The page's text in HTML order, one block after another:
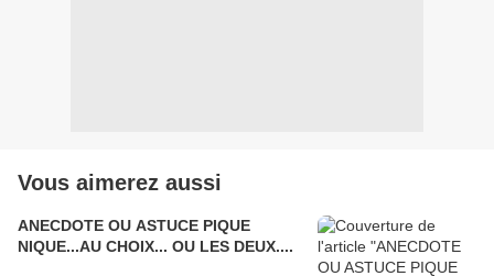
Vous aimerez aussi
ANECDOTE OU ASTUCE PIQUE
NIQUE...AU CHOIX... OU LES DEUX....